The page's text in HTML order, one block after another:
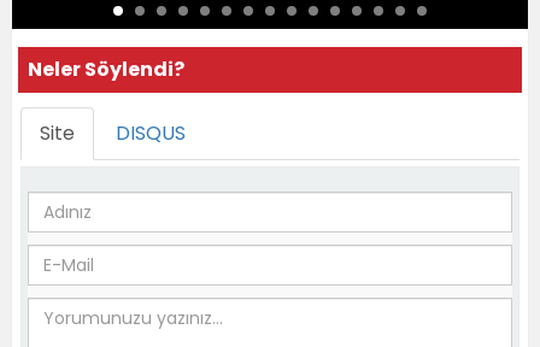
Neler Söylendi?
Site DISQUS